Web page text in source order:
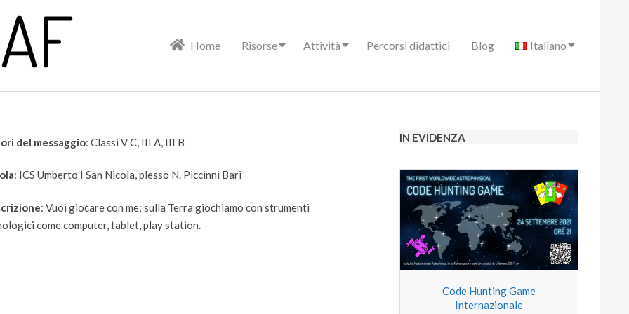
Home Risorse Attività Percorsi didattici Blog Italiano
del messaggio: Classi V C, III A, III B
: ICS Umberto I San Nicola, plesso N. Piccinni Bari
: Vuoi giocare con me; sulla Terra giochiamo con strumenti
come computer, tablet, play station.
IN EVIDENZA
Code Hunting Game
Internazionale